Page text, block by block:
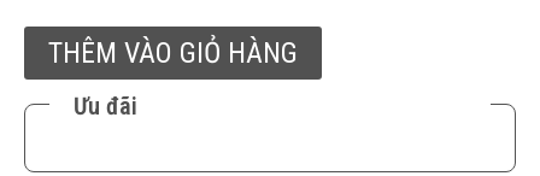
THÊM VÀO GIỎ HÀNG
Ưu đãi